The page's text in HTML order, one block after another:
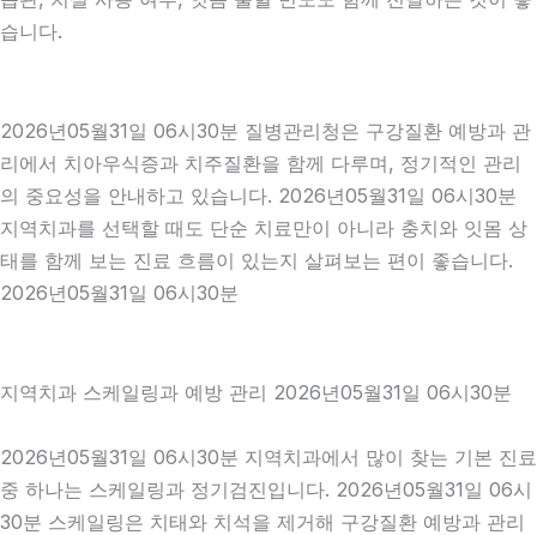
습니다.
2026년05월31일 06시30분 질병관리청은 구강질환 예방과 관
리에서 치아우식증과 치주질환을 함께 다루며, 정기적인 관리
의 중요성을 안내하고 있습니다. 2026년05월31일 06시30분
지역치과를 선택할 때도 단순 치료만이 아니라 충치와 잇몸 상
태를 함께 보는 진료 흐름이 있는지 살펴보는 편이 좋습니다.
2026년05월31일 06시30분
지역치과 스케일링과 예방 관리 2026년05월31일 06시30분
2026년05월31일 06시30분 지역치과에서 많이 찾는 기본 진료
중 하나는 스케일링과 정기검진입니다. 2026년05월31일 06시
30분 스케일링은 치태와 치석을 제거해 구강질환 예방과 관리